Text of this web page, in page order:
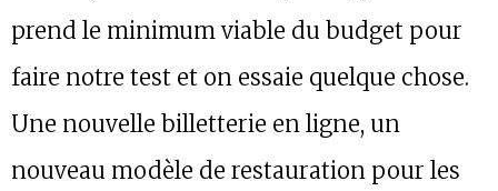
prend le minimum viable du budget pour
faire notre test et on essaie quelque chose.
Une nouvelle billetterie en ligne, un
nouveau modèle de restauration pour les